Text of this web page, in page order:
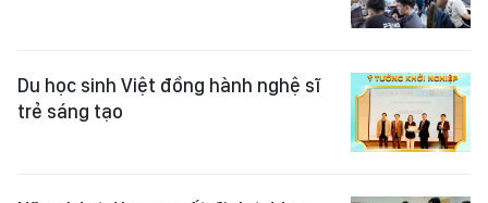
Du học sinh Việt đồng hành nghệ sĩ
trẻ sáng tạo